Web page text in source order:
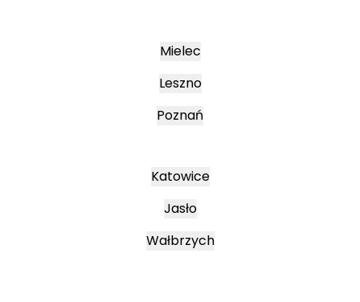
Mielec
Leszno
Poznań
Katowice
Jasło
Wałbrzych